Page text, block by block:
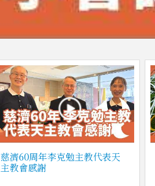
慈濟60周年李克勉主教代表天
主教會感謝